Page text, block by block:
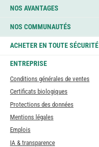
NOS AVANTAGES
NOS COMMUNAUTÉS
ACHETER EN TOUTE SÉCURITÉ
ENTREPRISE
Conditions générales de ventes
Certificats biologiques
Protections des données
Mentions légales
Emplois
IA & transparence